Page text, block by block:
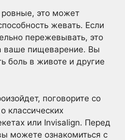
это может
жевать. Если
пережевывать, это
ваше пищеварение. Вы
боль в животе и другие
поговорите со
классических
или Invisalign. Перед
можете ознакомиться с